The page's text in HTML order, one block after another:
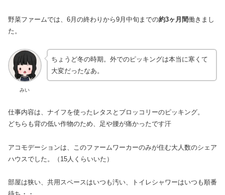
野菜ファームでは、6月の終わりから9月中旬までの約3ヶ月間働きまし
た。
みい
ちょうど冬の時期。外でのピッキングは本当に寒くて
大変だったなあ。
仕事内容は、ナイフを使ったレタスとブロッコリーのピッキング。
どちらも背の低い作物のため、足や腰が痛かったです汗
アコモデーションは、このファームワーカーのみが住む大人数のシェア
ハウスでした。（15人くらいいた）
部屋は狭い、共用スペースはいつも汚い、トイレシャワーはいつも順番